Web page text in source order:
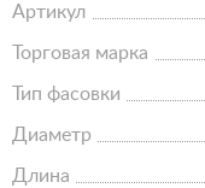
Артикул
Торговая марка
Тип фасовки
Диаметр
Длина